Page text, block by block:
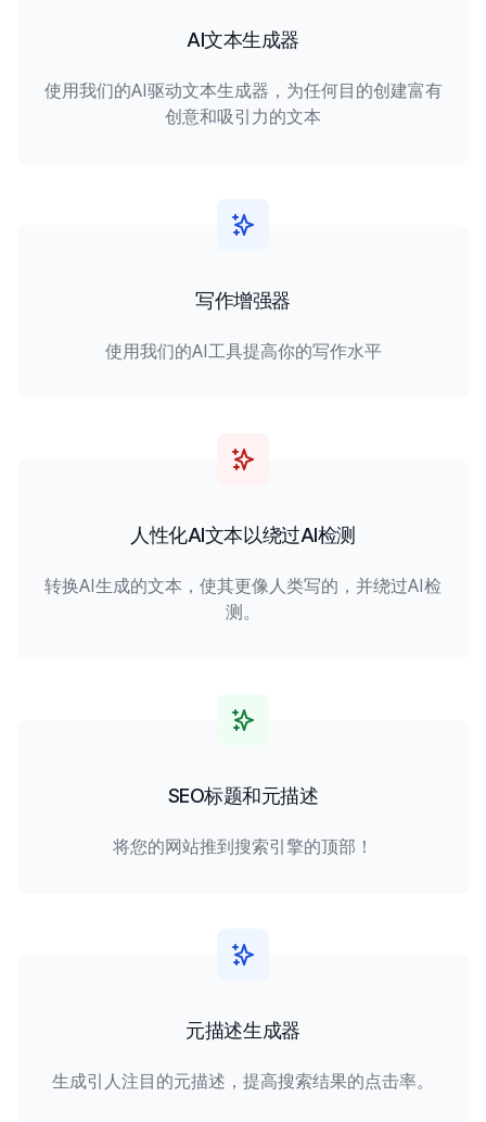
AI文本生成器
使用我们的AI驱动文本生成器，为任何目的创建富有
创意和吸引力的文本
写作增强器
使用我们的AI工具提高你的写作水平
人性化AI文本以绕过AI检测
转换AI生成的文本，使其更像人类写的，并绕过AI检
测。
SEO标题和元描述
将您的网站推到搜索引擎的顶部！
元描述生成器
生成引人注目的元描述，提高搜索结果的点击率。